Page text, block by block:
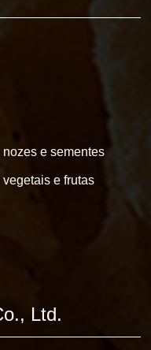
e sementes
e frutas
Ltd.